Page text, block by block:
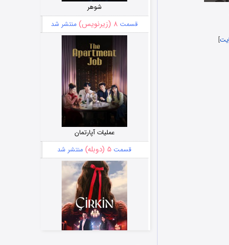
]
شوهر
قسمت ۸ (زیرنویس) منتشر شد
عملیات آپارتمان
قسمت ۵ (دوبله) منتشر شد